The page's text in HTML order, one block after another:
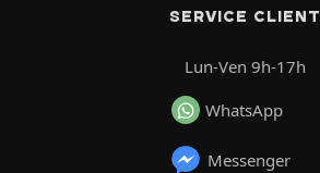
SERVICE CLIENT
Lun-Ven 9h-17h
WhatsApp
Messenger